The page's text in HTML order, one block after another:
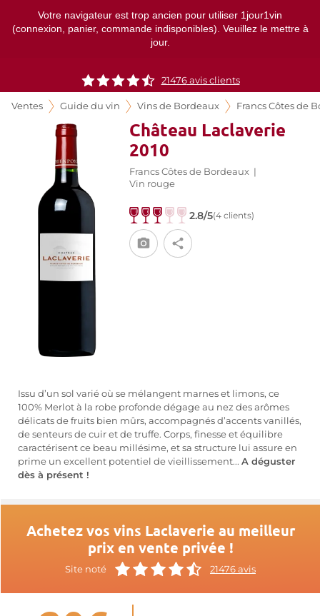
Votre navigateur est trop ancien pour utiliser 1jour1vin
(connexion, panier, commande indisponibles). Veuillez le mettre à
jour.
21476avis clients
Ventes Guide du vin Vins de Bordeaux Francs Côtes de
Château Laclaverie
2010
Francs Côtes de Bordeaux |
Vin rouge
2.8/5(4 clients)
Issu d’un sol varié où se mélangent marnes et limons, ce
100% Merlot à la robe profonde dégage au nez des arômes
délicats de fruits bien mûrs, accompagnés d’accents vanillés,
de senteurs de cuir et de truffe. Corps, finesse et équilibre
caractérisent ce beau millésime, et sa structure lui assure en
prime un excellent potentiel de vieillissement... A déguster
dès à présent !
Achetez vos vins Laclaverie au meilleur
prix en vente privée !
Site noté 21476 avis